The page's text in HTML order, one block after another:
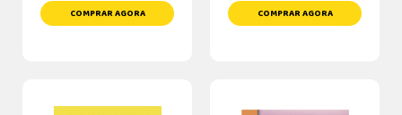
COMPRAR AGORA COMPRAR AGORA